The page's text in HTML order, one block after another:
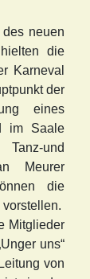
neuen
die
Karneval
der
eines
im Saale
und
Meurer
die
Mitglieder
uns“
von